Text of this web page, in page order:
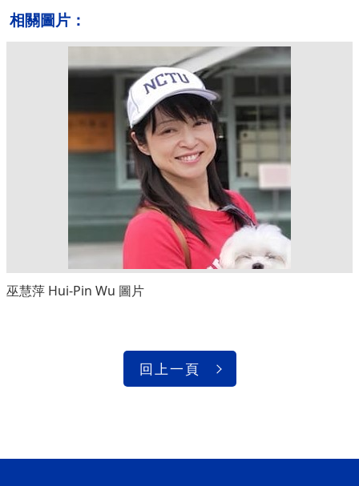
相關圖片：
巫慧萍 Hui-Pin Wu 圖片
回上一頁